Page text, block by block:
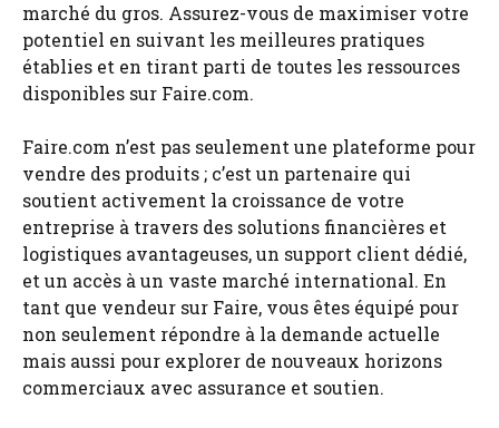
marché du gros. Assurez-vous de maximiser votre
potentiel en suivant les meilleures pratiques
établies et en tirant parti de toutes les ressources
disponibles sur Faire.com.
Faire.com n’est pas seulement une plateforme pour
vendre des produits ; c’est un partenaire qui
soutient activement la croissance de votre
entreprise à travers des solutions financières et
logistiques avantageuses, un support client dédié,
et un accès à un vaste marché international. En
tant que vendeur sur Faire, vous êtes équipé pour
non seulement répondre à la demande actuelle
mais aussi pour explorer de nouveaux horizons
commerciaux avec assurance et soutien.